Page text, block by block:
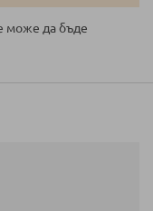
може да бъде